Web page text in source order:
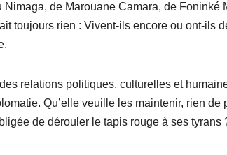
de Marouane Camara, de Foninké
toujours rien : Vivent-ils encore ou ont-ils
relations politiques, culturelles et
Qu’elle veuille les maintenir, rien
de dérouler le tapis rouge à ses tyrans